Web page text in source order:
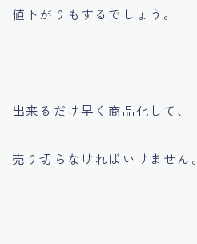
値下がりもするでしょう。
出来るだけ早く商品化して、
売り切らなければいけません。